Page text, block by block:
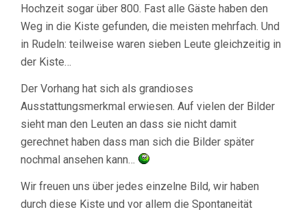
Hochzeit sogar über 800. Fast alle Gäste haben den
Weg in die Kiste gefunden, die meisten mehrfach. Und
in Rudeln: teilweise waren sieben Leute gleichzeitig in
der Kiste…
Der Vorhang hat sich als grandioses
Ausstattungsmerkmal erwiesen. Auf vielen der Bilder
sieht man den Leuten an dass sie nicht damit
gerechnet haben dass man sich die Bilder später
nochmal ansehen kann…
Wir freuen uns über jedes einzelne Bild, wir haben
durch diese Kiste und vor allem die Spontaneität